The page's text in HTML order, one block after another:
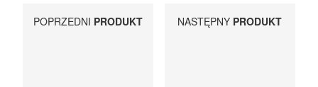
POPRZEDNI PRODUKT NASTĘPNY PRODUKT